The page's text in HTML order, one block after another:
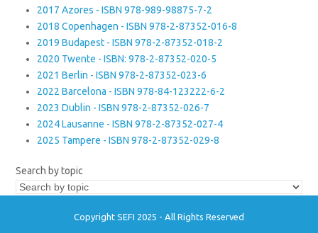
2017 Azores - ISBN 978-989-98875-7-2
2018 Copenhagen - ISBN 978-2-87352-016-8
2019 Budapest - ISBN 978-2-87352-018-2
2020 Twente - ISBN: 978-2-87352-020-5
2021 Berlin - ISBN 978-2-87352-023-6
2022 Barcelona - ISBN 978-84-123222-6-2
2023 Dublin - ISBN 978-2-87352-026-7
2024 Lausanne - ISBN 978-2-87352-027-4
2025 Tampere - ISBN 978-2-87352-029-8
Search by topic
Copyright SEFI 2025 - All Rights Reserved